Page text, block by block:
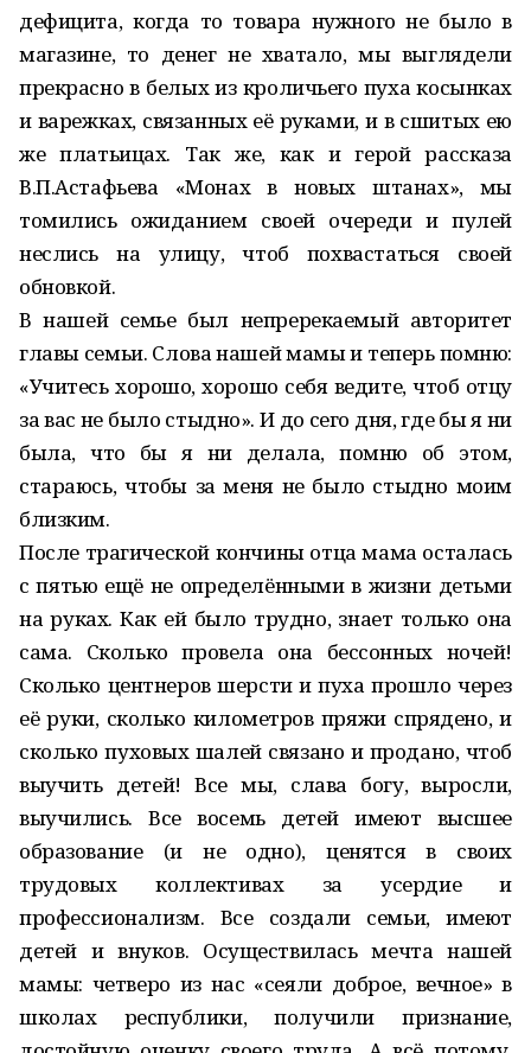
дефицита, когда то товара нужного не было в
магазине, то денег не хватало, мы выглядели
прекрасно в белых из кроличьего пуха косынках
и варежках, связанных её руками, и в сшитых ею
же платьицах. Так же, как и герой рассказа
В.П.Астафьева «Монах в новых штанах», мы
томились ожиданием своей очереди и пулей
неслись на улицу, чтоб похвастаться своей
обновкой.
В нашей семье был непререкаемый авторитет
главы семьи. Слова нашей мамы и теперь помню:
«Учитесь хорошо, хорошо себя ведите, чтоб отцу
за вас не было стыдно». И до сего дня, где бы я ни
была, что бы я ни делала, помню об этом,
стараюсь, чтобы за меня не было стыдно моим
близким.
После трагической кончины отца мама осталась
с пятью ещё не определёнными в жизни детьми
на руках. Как ей было трудно, знает только она
сама. Сколько провела она бессонных ночей!
Сколько центнеров шерсти и пуха прошло через
её руки, сколько километров пряжи спрядено, и
сколько пуховых шалей связано и продано, чтоб
выучить детей! Все мы, слава богу, выросли,
выучились. Все восемь детей имеют высшее
образование (и не одно), ценятся в своих
трудовых коллективах за усердие и
профессионализм. Все создали семьи, имеют
детей и внуков. Осуществилась мечта нашей
мамы: четверо из нас «сеяли доброе, вечное» в
школах республики, получили признание,